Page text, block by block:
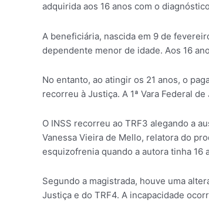
adquirida aos 16 anos com o
A beneficiária, nascida em 9 de
dependente menor de idade. Aos 16
No entanto, ao atingir os 21 anos, o
recorreu à Justiça. A 1ª Vara Federal
O INSS recorreu ao TRF3 alegando a
Vanessa Vieira de Mello, relatora do
esquizofrenia quando a autora tinha 16
Segundo a magistrada, houve uma
Justiça e do TRF4. A incapacidade